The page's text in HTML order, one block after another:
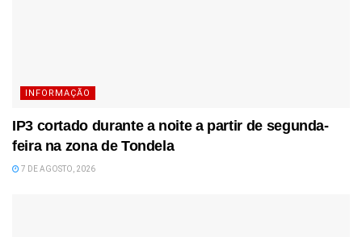
INFORMAÇÃO
IP3 cortado durante a noite a partir de segunda-
feira na zona de Tondela
7 DE AGOSTO, 2026